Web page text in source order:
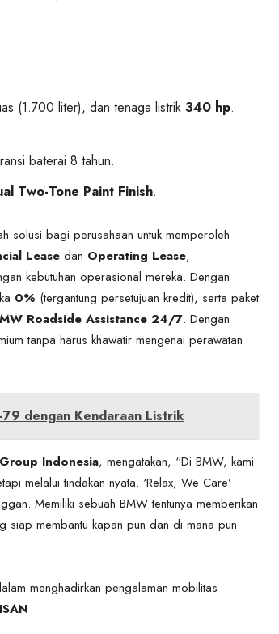
(1.700 liter), dan tenaga listrik 340 hp.
baterai 8 tahun.
Two-Tone Paint Finish.
solusi bagi perusahaan untuk memperoleh
Lease dan Operating Lease,
kebutuhan operasional mereka. Dengan
0% (tergantung persetujuan kredit), serta paket
Roadside Assistance 24/7. Dengan
tanpa harus khawatir mengenai perawatan
dengan Kendaraan Listrik
Indonesia, mengatakan, “Di BMW, kami
melalui tindakan nyata. ‘Relax, We Care’
Memiliki sebuah BMW tentunya memberikan
siap membantu kapan pun dan di mana pun
menghadirkan pengalaman mobilitas